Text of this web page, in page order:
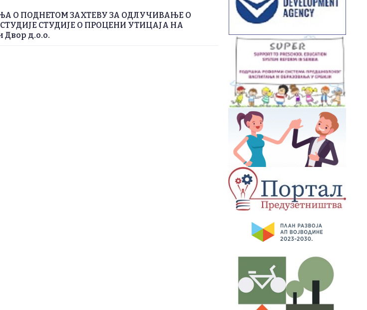
О ПОДНЕТОМ ЗАХТЕВУ ЗА ОДЛУЧИВАЊЕ О
СТУДИЈЕ О ПРОЦЕНИ УТИЦАЈА НА
д.о.о.